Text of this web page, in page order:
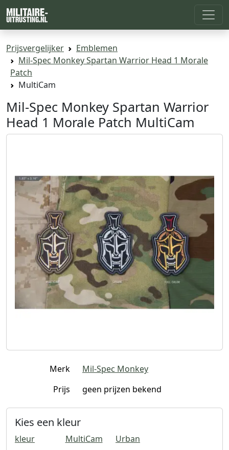
Prijsvergelijker
Emblemen
Mil-Spec Monkey Spartan Warrior Head 1 Morale
Patch
MultiCam
Mil-Spec Monkey Spartan Warrior
Head 1 Morale Patch MultiCam
Merk
Mil-Spec Monkey
Prijs
geen prijzen bekend
Kies een kleur
kleur MultiCam Urban